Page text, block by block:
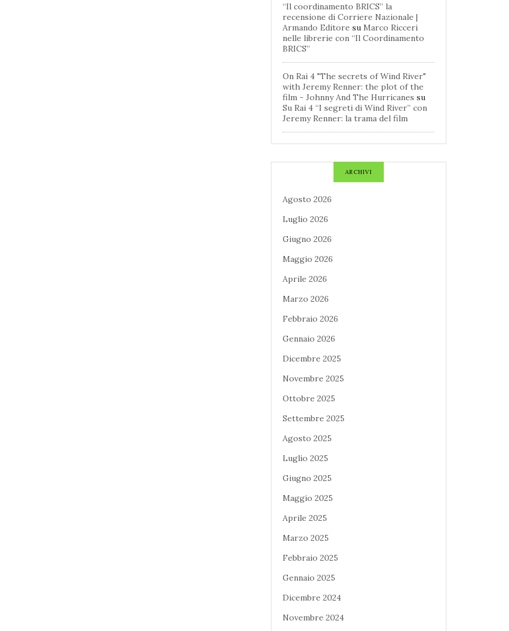
“Il coordinamento BRICS” la
recensione di Corriere Nazionale |
Armando Editore su Marco Ricceri
nelle librerie con “Il Coordinamento
BRICS”
On Rai 4 "The secrets of Wind River"
with Jeremy Renner: the plot of the
film - Johnny And The Hurricanes su
Su Rai 4 “I segreti di Wind River” con
Jeremy Renner: la trama del film
ARCHIVI
Agosto 2026
Luglio 2026
Giugno 2026
Maggio 2026
Aprile 2026
Marzo 2026
Febbraio 2026
Gennaio 2026
Dicembre 2025
Novembre 2025
Ottobre 2025
Settembre 2025
Agosto 2025
Luglio 2025
Giugno 2025
Maggio 2025
Aprile 2025
Marzo 2025
Febbraio 2025
Gennaio 2025
Dicembre 2024
Novembre 2024